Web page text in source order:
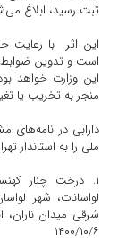
ثبت رسید، ابلاغ
این اثر با رعایت
است و تدوین ضوابط
این وزارت خواهد
منجر به تخریب یا
دارابی در نامه‌های
ملی را به استاندار
۱. درخت چنار
لواسانات، شهر
۱۴۰۰/۱۰/۶